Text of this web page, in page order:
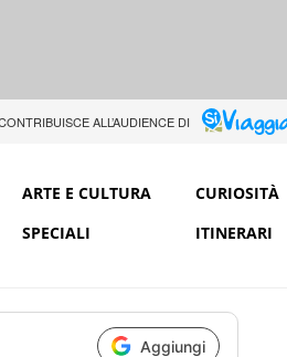
ALL’AUDIENCE DI
ARTE E CULTURA CURIOSITÀ
SPECIALI ITINERARI
Aggiungi